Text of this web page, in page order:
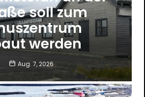
soll zum
werden
Aug. 7, 2026